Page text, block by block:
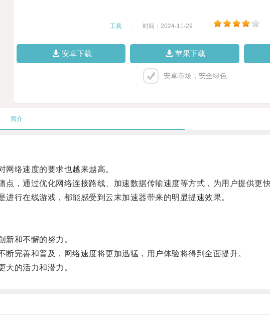
工具 时间：2024-11-29
安卓下载 苹果下载
安卓市场，安全绿色
简介
络速度的要求也越来越高。
，通过优化网络连接路线、加速数据传输速度等方式，为用户提供更快
行在线游戏，都能感受到云末加速器带来的明显提速效果。
和不懈的努力。
完善和普及，网络速度将更加迅猛，用户体验将得到全面提升。
的活力和潜力。